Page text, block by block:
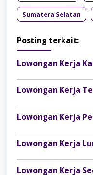
Sumatera Selatan
Posting terkait: